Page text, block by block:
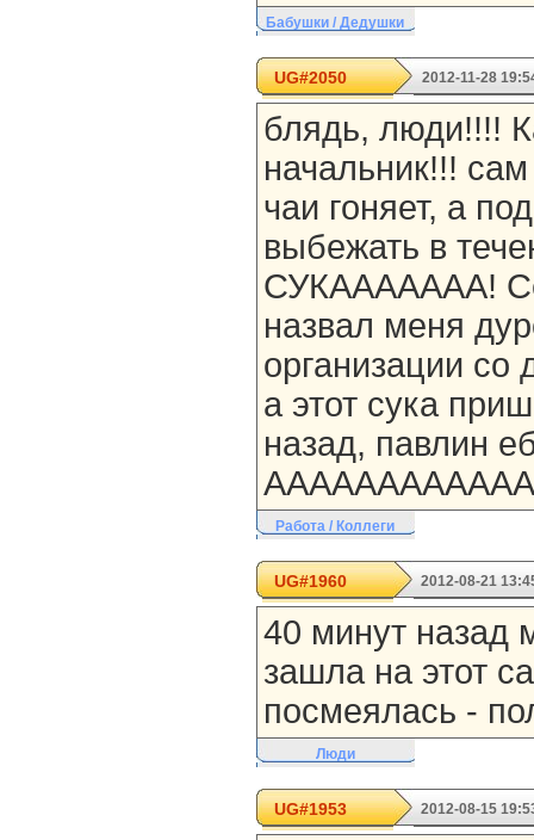
Бабушки / Дедушки
UG#2050 2012-11-28
блядь, люди!!!!
начальник!!!
чаи гоняет, а
выбежать в
СУКААААААА!
назвал меня
организации со
а этот сука
назад, павлин
Работа / Коллеги
UG#1960 2012-08-21
40 минут назад
зашла на этот
посмеялась -
Люди
UG#1953 2012-08-15